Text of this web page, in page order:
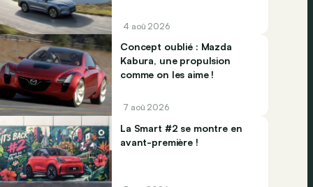
4 aoû 2026
Concept oublié : Mazda
Kabura, une propulsion
comme on les aime !
7 aoû 2026
La Smart #2 se montre en
avant-première !